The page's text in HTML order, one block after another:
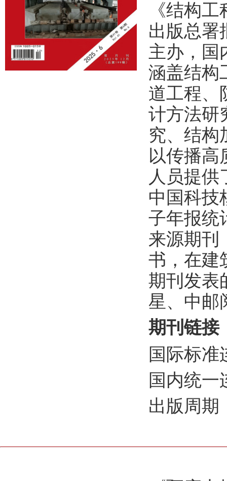
《结构
出版总署
主办，国
涵盖结构
道工程、
计方法研
究、结构
以传播高
人员提供
中国科技
子年报统
来源期刊
书，在建
期刊发表
星、中邮
期刊链接
国际标准
国内统一
出版周期